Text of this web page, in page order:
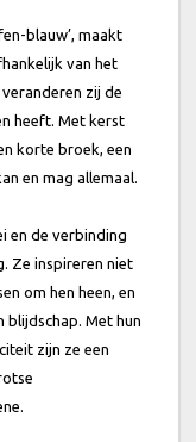
blauw’, maakt
van het
zij de
heeft. Met kerst
korte broek, een
en mag allemaal.
en de verbinding
Ze inspireren niet
om hen heen, en
blijdschap. Met hun
zijn ze een